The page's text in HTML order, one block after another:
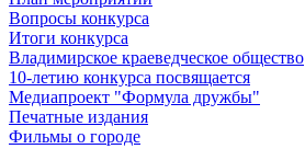
Вопросы конкурса
Итоги конкурса
Владимирское краеведческое общество
10-летию конкурса посвящается
Медиапроект "Формула дружбы"
Печатные издания
Фильмы о городе